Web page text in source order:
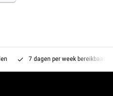
7 dagen per week bereikbaar